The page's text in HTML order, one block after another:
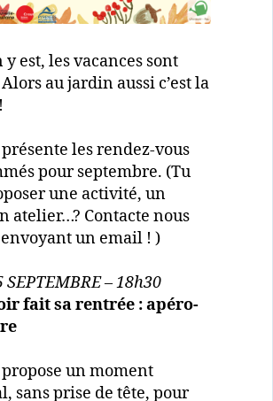
y est, les vacances sont
au jardin aussi c’est la
les rendez-vous
pour septembre. (Tu
une activité, un
atelier…? Contacte nous
un email ! )
SEPTEMBRE – 18h30
fait sa rentrée : apéro-
propose un moment
sans prise de tête, pour